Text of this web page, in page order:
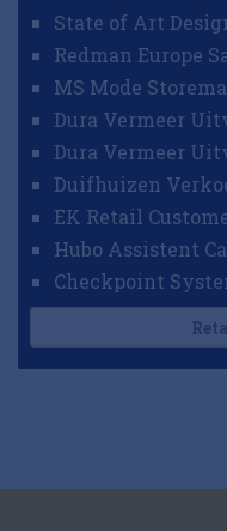
State of Art
Redman Europe
MS Mode
Dura Vermeer
Dura Vermeer
Duifhuizen
EK Retail
Hubo Assistent